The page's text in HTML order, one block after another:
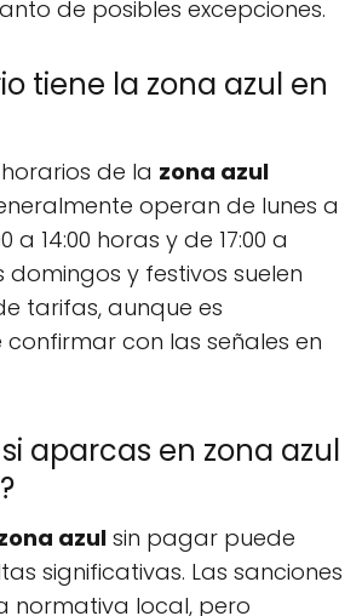
de posibles excepciones.
tiene la zona azul en
de la zona azul
operan de lunes a
a 14:00 horas y de 17:00 a
domingos y festivos suelen
tarifas, aunque es
con las señales en
aparcas en zona azul
azul sin pagar puede
significativas. Las sanciones
normativa local, pero